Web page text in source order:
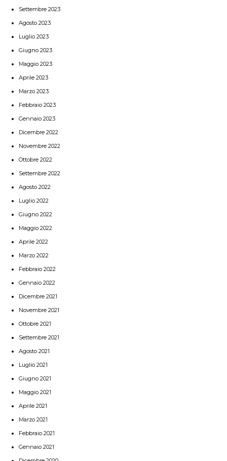
Settembre 2023
Agosto 2023
Luglio 2023
Giugno 2023
Maggio 2023
Aprile 2023
Marzo 2023
Febbraio 2023
Gennaio 2023
Dicembre 2022
Novembre 2022
Ottobre 2022
Settembre 2022
Agosto 2022
Luglio 2022
Giugno 2022
Maggio 2022
Aprile 2022
Marzo 2022
Febbraio 2022
Gennaio 2022
Dicembre 2021
Novembre 2021
Ottobre 2021
Settembre 2021
Agosto 2021
Luglio 2021
Giugno 2021
Maggio 2021
Aprile 2021
Marzo 2021
Febbraio 2021
Gennaio 2021